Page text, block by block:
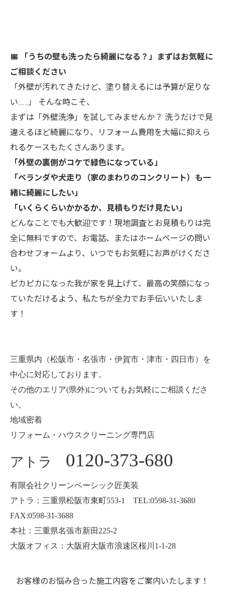
📅 「うちの壁も洗ったら綺麗になる？」まずはお気軽に
ご相談ください
「外壁が汚れてきたけど、塗り替えるには予算が足りな
い……」 そんな時こそ、
まずは「外壁洗浄」を試してみませんか？ 洗うだけで見
違えるほど綺麗になり、リフォーム費用を大幅に抑えら
れるケースもたくさんあります。
「外壁の裏側がコケで緑色になっている」
「ベランダや犬走り（家のまわりのコンクリート）も一
緒に綺麗にしたい」
「いくらくらいかかるか、見積もりだけ見たい」
どんなことでも大歓迎です！現地調査とお見積もりは完
全に無料ですので、お電話、またはホームページの問い
合わせフォームより、いつでもお気軽にお声がけくださ
い。
ピカピカになった我が家を見上げて、最高の笑顔になっ
ていただけるよう、私たちが全力でお手伝いいたしま
す！
三重県内（松阪市・名張市・伊賀市・津市・四日市）を
中心に対応しております。
その他のエリア(県外)についてもお気軽にご相談くださ
い。
地域密着
リフォーム・ハウスクリーニング専門店
アトラ 0120-373-680
有限会社クリーンベーシック匠美装
アトラ：三重県松阪市東町553-1 TEL:0598-31-3680
FAX:0598-31-3688
本社：三重県名張市新田225-2
大阪オフィス：大阪府大阪市浪速区桜川1-1-28
お客様のお悩み合った施工内容をご案内いたします！